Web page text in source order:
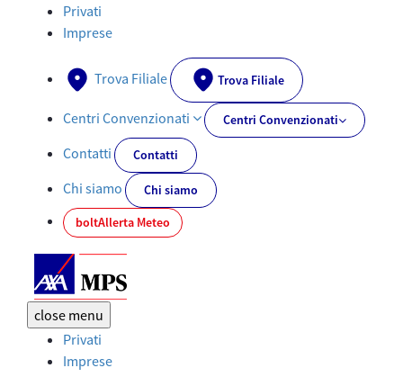
Prospetti e Rendiconti - AXA-MPS.IT
Privati
Imprese
Trova Filiale Trova Filiale
Centri Convenzionati Centri Convenzionati
Contatti Contatti
Chi siamo
Chi siamo
boltAllerta Meteo
close menu
Privati
Imprese